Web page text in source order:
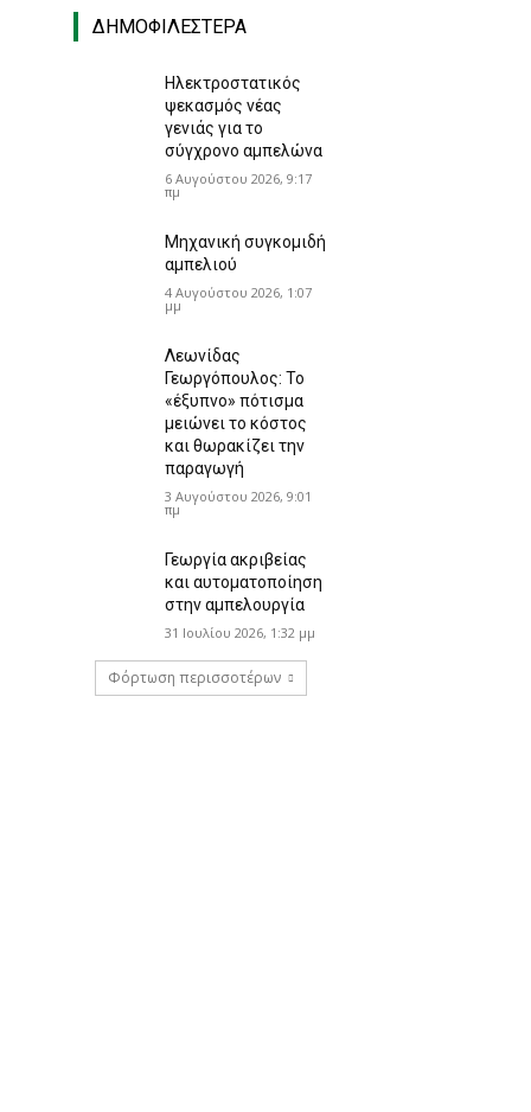
ΔΗΜΟΦΙΛΈΣΤΕΡΑ
Ηλεκτροστατικός
ψεκασμός νέας
γενιάς για το
σύγχρονο αμπελώνα
6 Αυγούστου 2026, 9:17
πμ
Μηχανική συγκομιδή
αμπελιού
4 Αυγούστου 2026, 1:07
μμ
Λεωνίδας
Γεωργόπουλος: Το
«έξυπνο» πότισμα
μειώνει το κόστος
και θωρακίζει την
παραγωγή
3 Αυγούστου 2026, 9:01
πμ
Γεωργία ακριβείας
και αυτοματοποίηση
στην αμπελουργία
31 Ιουλίου 2026, 1:32 μμ
Φόρτωση περισσοτέρων